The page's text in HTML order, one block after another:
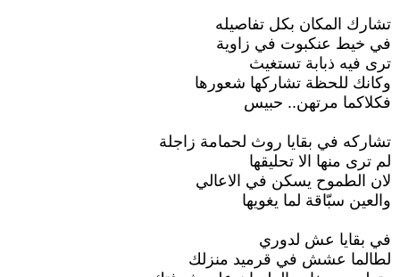
تشارك المكان بكل تفاصيله
في خيط عنكبوت في زاوية
ترى فيه ذبابة تستغيث
وكانك للحظة تشاركها شعورها
فكلاكما مرتهن.. حبيس
تشاركه في بقايا روث لحمامة زاجلة
لم ترى منها الا تحليقها
لان الطموح يسكن في الاعالي
والعين سبّاقة لما يغويها
في بقايا عش لدوري
لطالما عشش في قرميد منزلك